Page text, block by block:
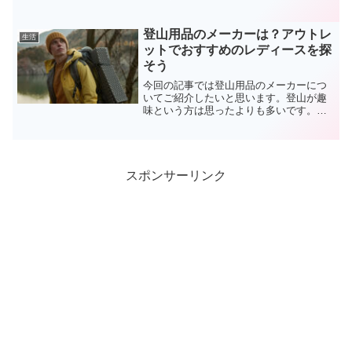
したので最後まで読んでいってくださ
い。飲酒運転事故を起こした...
生活
登山用品のメーカーは？アウトレ
ットでおすすめのレディースを探
そう
今回の記事では登山用品のメーカーにつ
いてご紹介したいと思います。登山が趣
味という方は思ったよりも多いです。普
スポンサーリンク